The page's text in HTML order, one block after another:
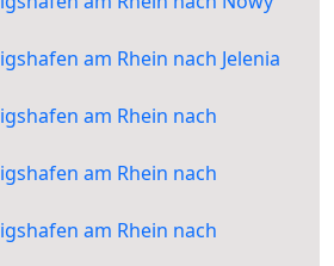
am Rhein nach Jelenia
am Rhein nach
am Rhein nach
am Rhein nach